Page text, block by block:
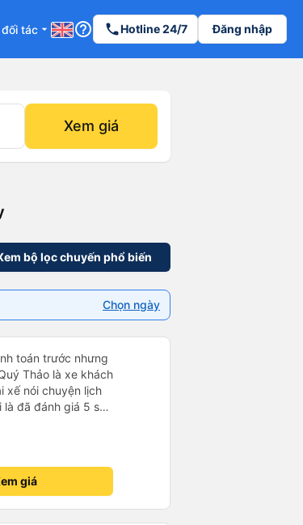
tác arrow_drop_down help_outline phoneHotline 24/7 Đăng nhập
Xem giá
bộ lọc chuyến phổ biến
Chọn ngày
toán trước nhưng
Thảo là xe khách
xế nói chuyện lịch
đã đánh giá 5 sao
chứ không có
giá